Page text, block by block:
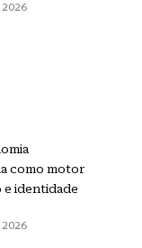
2026
como motor
identidade
2026